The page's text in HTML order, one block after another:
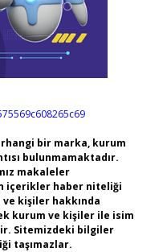
bir marka, kurum
bulunmamaktadır.
makaleler
içerikler haber niteliği
kişiler hakkında
kurum ve kişiler ile isim
Sitemizdeki bilgiler
taşımazlar.